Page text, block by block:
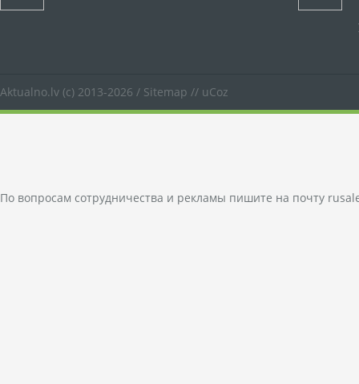
Aktualno.lv (c) 2013-2026 / Sitemap // uCoz
По вопросам сотрудничества и рекламы пишите на почту